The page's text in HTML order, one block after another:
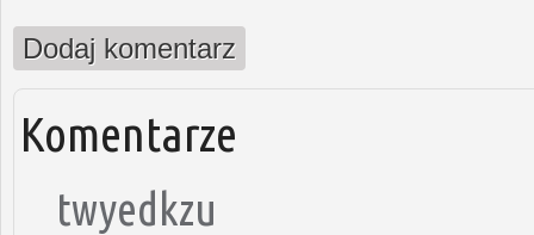
Dodaj komentarz
Komentarze
twyedkzu